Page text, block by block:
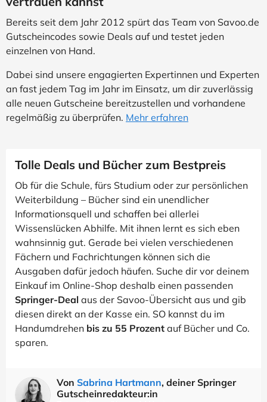
Bereits seit dem Jahr 2012 spürt das Team von Savoo.de
Gutscheincodes sowie Deals auf und testet jeden
einzelnen von Hand.
Dabei sind unsere engagierten Expertinnen und Experten
an fast jedem Tag im Jahr im Einsatz, um dir zuverlässig
alle neuen Gutscheine bereitzustellen und vorhandene
regelmäßig zu überprüfen. Mehr erfahren
Tolle Deals und Bücher zum Bestpreis
Ob für die Schule, fürs Studium oder zur persönlichen
Weiterbildung – Bücher sind ein unendlicher
Informationsquell und schaffen bei allerlei
Wissenslücken Abhilfe. Mit ihnen lernt es sich eben
wahnsinnig gut. Gerade bei vielen verschiedenen
Fächern und Fachrichtungen können sich die
Ausgaben dafür jedoch häufen. Suche dir vor deinem
Einkauf im Online-Shop deshalb einen passenden
Springer-Deal aus der Savoo-Übersicht aus und gib
diesen direkt an der Kasse ein. SO kannst du im
Handumdrehen bis zu 55 Prozent auf Bücher und Co.
sparen.
Von Sabrina Hartmann, deiner Springer
Gutscheinredakteur:in